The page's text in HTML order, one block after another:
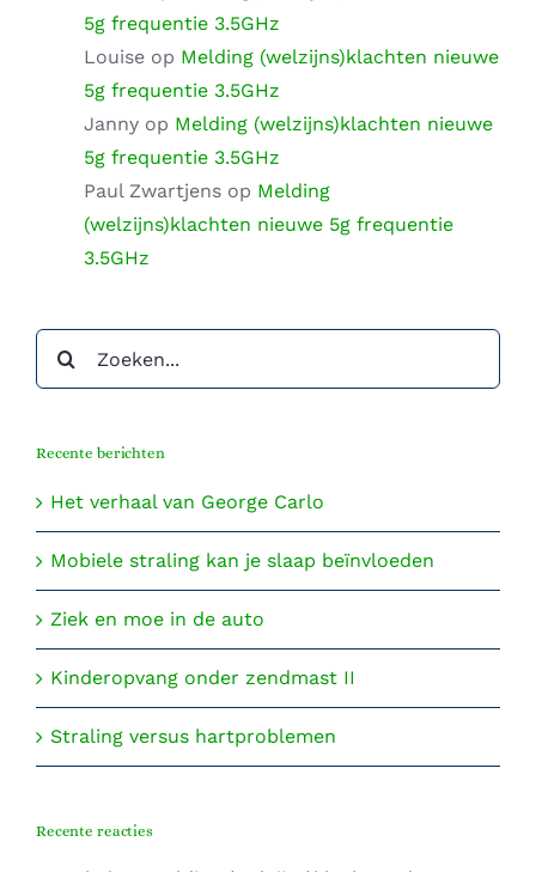
5g frequentie 3.5GHz
Louise op Melding (welzijns)klachten nieuwe
5g frequentie 3.5GHz
Janny op Melding (welzijns)klachten nieuwe
5g frequentie 3.5GHz
Paul Zwartjens op Melding
(welzijns)klachten nieuwe 5g frequentie
3.5GHz
naar:
Recente berichten
Het verhaal van George Carlo
Mobiele straling kan je slaap beïnvloeden
Ziek en moe in de auto
Kinderopvang onder zendmast II
Straling versus hartproblemen
Recente reacties